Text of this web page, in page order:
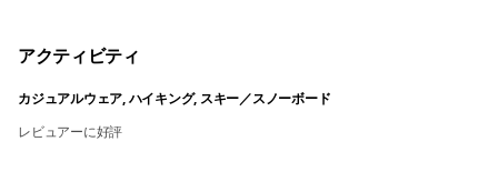
アクティビティ
カジュアルウェア, ハイキング, スキー／スノーボード
レビュアーに好評